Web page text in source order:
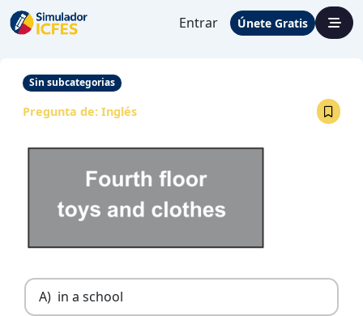
Entrar Únete Gratis
Sin subcategorias
Pregunta de: Inglés
A) in a school